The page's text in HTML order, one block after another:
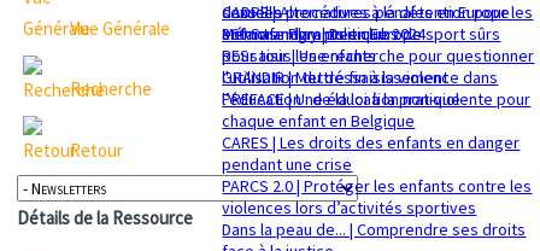
sexuelle
Mémorandum politique 2024
dans les procédures pénales en Europe
360 Safe Play | Des clubs de sport sûrs
pour tous les enfants
GRANDIR | Mettre fin à la violence dans
l’éducation : de la loi à la pratique
CADRE | Alternatives à la détention pour les
enfants migrants en Europe
RESsaisir | Une recherche pour questionner
l'utilisation du déssaisissement
PREFACE | Une éducation non-violente pour
chaque enfant en Belgique
CARES | Les droits des enfants en danger
pendant une crise
PARCS 2.0 | Protéger les enfants contre les
violences lors d’activités sportives
Dans la peau de... | Comprendre ses droits
Vue Générale
Recherche
Retour
Détails de la Ressource